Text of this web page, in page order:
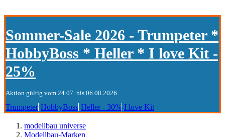
Sommer-Sale 2026 - Trumpeter *
HobbyBoss * Heller * I love Kit -
25%
Aktion gültig vom 24.07. bis 06.08.2026
Trumpeter HobbyBoss Heller - 30% I love Kit
modellbau universe
Modellbau-Marken